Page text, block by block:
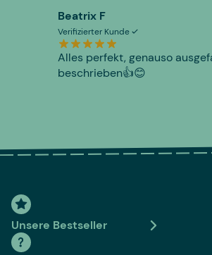
Beatrix F
Verifizierter Kunde
Alles perfekt, genauso
beschrieben👍😊
Unsere Bestseller